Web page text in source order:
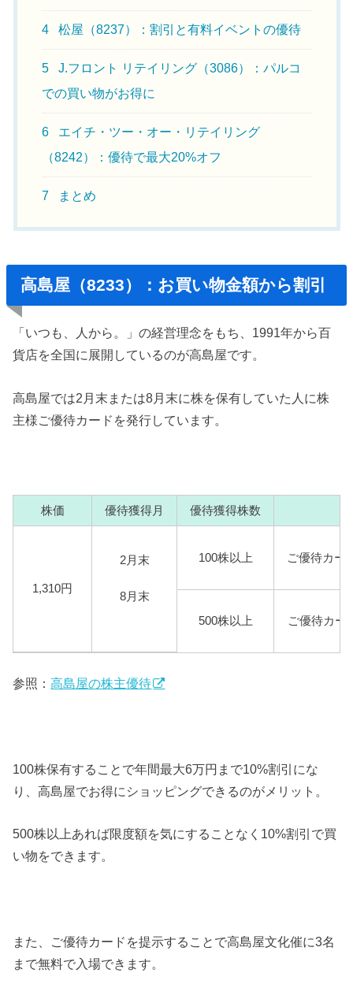
4 松屋（8237）：割引と有料イベントの優待
5
J.フロント リテイリング（3086）：パルコ
での買い物がお得に
6
エイチ・ツー・オー・リテイリング
（8242）：優待で最大20%オフ
7 まとめ
高島屋（8233）：お買い物金額から割引
「いつも、人から。」の経営理念をもち、1991年から百
貨店を全国に展開しているのが高島屋です。
高島屋では2月末または8月末に株を保有していた人に株
主様ご優待カードを発行しています。
株価 優待獲得月 優待獲得株数
1,310円
2月末
8月末
100株以上 ご優待カー
500株以上 ご優待カー
参照：高島屋の株主優待
100株保有することで年間最大6万円まで10%割引にな
り、高島屋でお得にショッピングできるのがメリット。
500株以上あれば限度額を気にすることなく10%割引で買
い物をできます。
また、ご優待カードを提示することで高島屋文化催に3名
まで無料で入場できます。